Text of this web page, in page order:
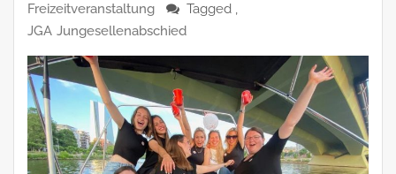
Freizeitveranstaltung
Tagged ,
JGA Jungesellenabschied